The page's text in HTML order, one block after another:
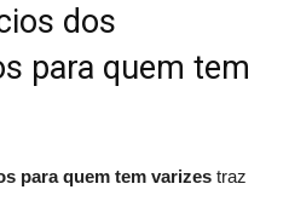
dos
para quem tem
para quem tem varizes traz